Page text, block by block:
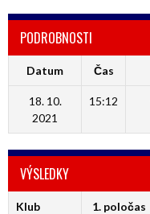
PODROBNOSTI
Datum Čas
18. 10.
2021
15:12
VÝSLEDKY
Klub 1. poločas